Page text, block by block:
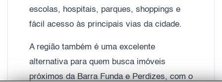
escolas, hospitais, parques, shoppings e
fácil acesso às principais vias da cidade.
A região também é uma excelente
alternativa para quem busca imóveis
próximos da Barra Funda e Perdizes, com o